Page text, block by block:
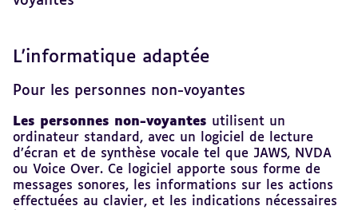
L'informatique adaptée
Pour les personnes non-voyantes
Les personnes non-voyantes utilisent un
ordinateur standard, avec un logiciel de lecture
d’écran et de synthèse vocale tel que JAWS, NVDA
ou Voice Over. Ce logiciel apporte sous forme de
messages sonores, les informations sur les actions
effectuées au clavier, et les indications nécessaires
Revenir
sommaire